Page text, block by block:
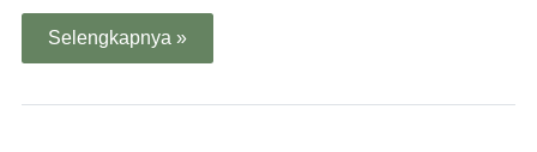
Selengkapnya »